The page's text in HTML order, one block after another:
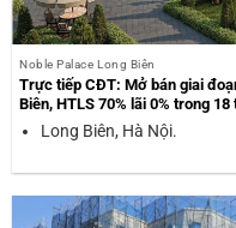
Noble Palace Long Biên
Trực tiếp CĐT: Mở bán giai
Biên, HTLS 70% lãi 0% trong 18
Long Biên, Hà Nội.